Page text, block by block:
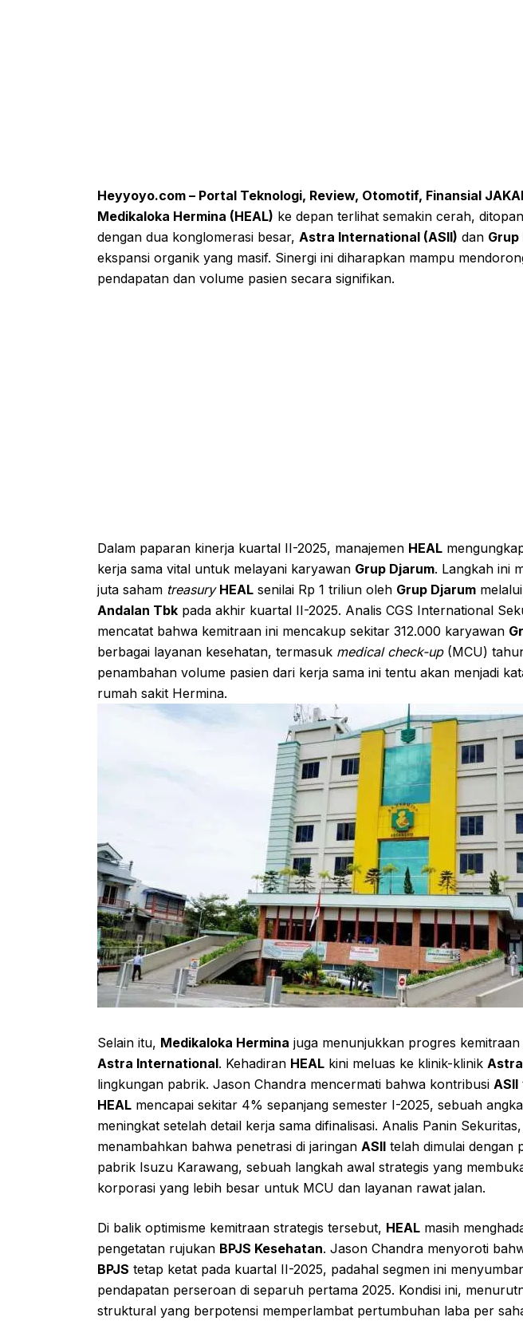
Heyyoyo.com – Portal Teknologi, Review, Otomotif, Finansial
Medikaloka Hermina (HEAL) ke depan terlihat semakin cerah,
dengan dua konglomerasi besar, Astra International (ASII) dan Grup
ekspansi organik yang masif. Sinergi ini diharapkan mampu
pendapatan dan volume pasien secara signifikan.
Dalam paparan kinerja kuartal II-2025, manajemen HEAL
kerja sama vital untuk melayani karyawan Grup Djarum. Langkah ini
juta saham treasury HEAL senilai Rp 1 triliun oleh Grup Djarum melalui
Andalan Tbk pada akhir kuartal II-2025. Analis CGS International
mencatat bahwa kemitraan ini mencakup sekitar 312.000 karyawan
berbagai layanan kesehatan, termasuk medical check-up(MCU)
penambahan volume pasien dari kerja sama ini tentu akan menjadi
rumah sakit Hermina.
Selain itu, Medikaloka Hermina juga menunjukkan progres
Astra International. Kehadiran HEAL kini meluas ke klinik-klinik Astra
lingkungan pabrik. Jason Chandra mencermati bahwa kontribusi ASII
HEAL mencapai sekitar 4% sepanjang semester I-2025, sebuah
meningkat setelah detail kerja sama difinalisasi. Analis Panin
menambahkan bahwa penetrasi di jaringan ASII telah dimulai dengan
pabrik Isuzu Karawang, sebuah langkah awal strategis yang
korporasi yang lebih besar untuk MCU dan layanan rawat jalan.
Di balik optimisme kemitraan strategis tersebut, HEAL masih
pengetatan rujukan BPJS Kesehatan. Jason Chandra menyoroti
BPJS tetap ketat pada kuartal II-2025, padahal segmen ini
pendapatan perseroan di separuh pertama 2025. Kondisi ini,
struktural yang berpotensi memperlambat pertumbuhan laba per